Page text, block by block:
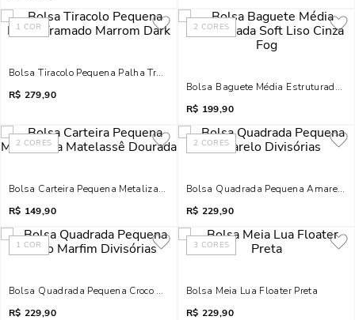
1 COR
Bolsa Tiracolo Pequena Palha Tramado Marrom Dark
R$ 279,90
2 CORES
Bolsa Baguete Média Estruturada
R$ 199,90
2 CORES
Bolsa Carteira Pequena Metalizada Matelassê Dourada
R$ 149,90
2 CORES
Bolsa Quadrada Pequena Amarelo
R$ 229,90
1 COR
Bolsa Quadrada Pequena Croco Marfim Divisórias
R$ 229,90
3 CORES
Bolsa Meia Lua Floater Preta
R$ 229,90